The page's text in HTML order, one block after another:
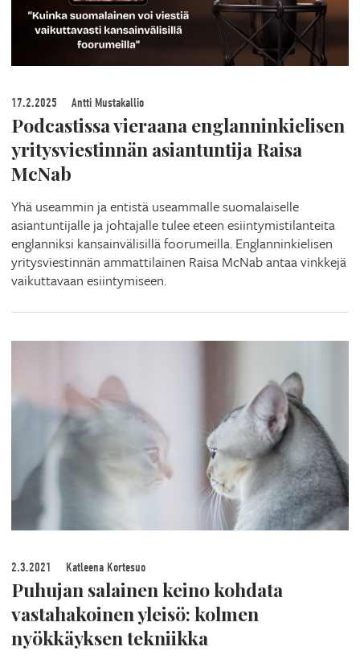
17.2.2025 Antti Mustakallio
Podcastissa vieraana englanninkielisen
yritysviestinnän asiantuntija Raisa
McNab
Yhä useammin ja entistä useammalle suomalaiselle
asiantuntijalle ja johtajalle tulee eteen esiintymistilanteita
englanniksi kansainvälisillä foorumeilla. Englanninkielisen
yritysviestinnän ammattilainen Raisa McNab antaa vinkkejä
vaikuttavaan esiintymiseen.
2.3.2021 Katleena Kortesuo
Puhujan salainen keino kohdata
vastahakoinen yleisö: kolmen
nyökkäyksen tekniikka